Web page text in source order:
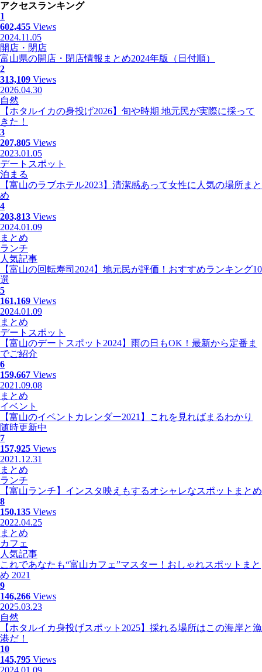
アクセスランキング
1
602,455 Views
2024.11.05
開店・閉店
富山県の開店・閉店情報まとめ2024年版（日付順）
2
313,109 Views
2026.04.30
自然
【ホタルイカの身投げ2026】旬や時期 地元民が実際に採って
きた！
3
207,805 Views
2023.01.05
デートスポット
泊まる
【富山のラブホテル2023】清潔感あって女性に人気の場所まと
め
4
203,813 Views
2024.01.09
まとめ
ランチ
人気記事
【富山の回転寿司2024】地元民が評価！おすすめランキング10
選
5
161,169 Views
2024.01.09
まとめ
デートスポット
【富山のデートスポット2024】雨の日もOK！最新から定番ま
でご紹介
6
159,667 Views
2021.09.08
まとめ
イベント
【富山のイベントカレンダー2021】これを見ればまるわかり
随時更新中
7
157,925 Views
2021.12.31
まとめ
ランチ
【富山ランチ】インスタ映えもするオシャレなスポットまとめ
8
150,135 Views
2022.04.25
まとめ
カフェ
人気記事
これであなたも“富山カフェ”マスター！おしゃれスポットまと
め 2021
9
146,266 Views
2025.03.23
自然
【ホタルイカ身投げスポット2025】採れる場所はこの海岸と漁
港だ！
10
145,795 Views
2024.01.09